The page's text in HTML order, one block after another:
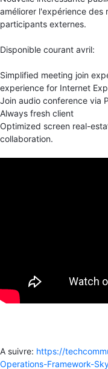
améliorer l'expérience des
participants externes.
Disponible courant avril:
Simplified meeting join
experience for Internet
Join audio conference via
Always fresh client
Optimized screen real-
collaboration.
A suivre: https://
Operations-Framework-